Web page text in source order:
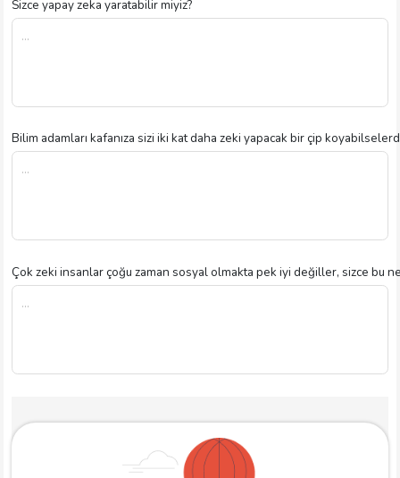
Sizce yapay zeka yaratabilir miyiz?
Bilim adamları kafanıza sizi iki kat daha zeki yapacak bir çip
Çok zeki insanlar çoğu zaman sosyal olmakta pek iyi değiller, sizce bu